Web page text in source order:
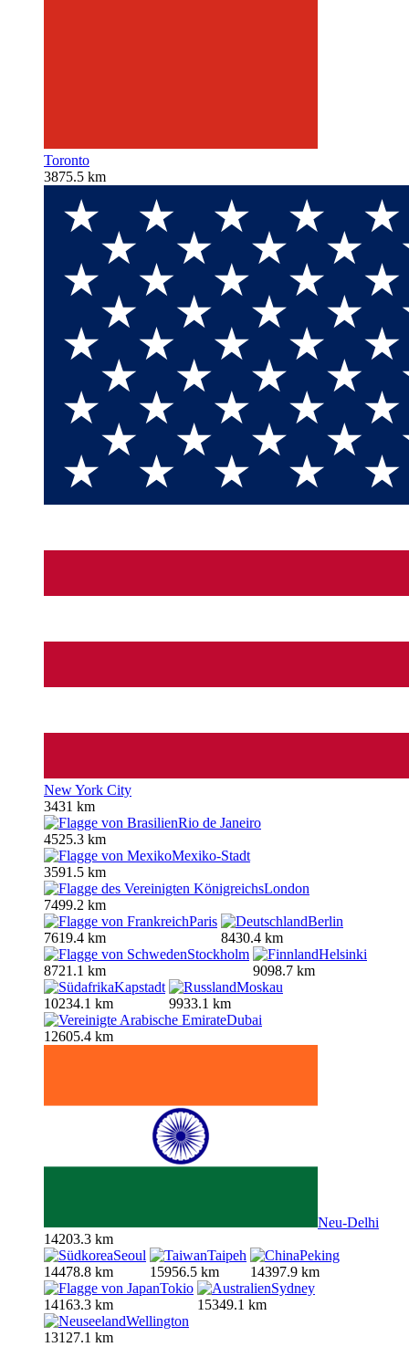
Toronto
3875.5 km
New York City
3431 km
Rio de Janeiro
4525.3 km
Mexiko-Stadt
3591.5 km
London
7499.2 km
Paris
7619.4 km
Berlin
8430.4 km
Stockholm
8721.1 km
Helsinki
9098.7 km
Kapstadt
10234.1 km
Moskau
9933.1 km
Dubai
12605.4 km
Neu-Delhi
14203.3 km
Seoul
14478.8 km
Taipeh
15956.5 km
Peking
14397.9 km
Tokio
14163.3 km
Sydney
15349.1 km
Wellington
13127.1 km